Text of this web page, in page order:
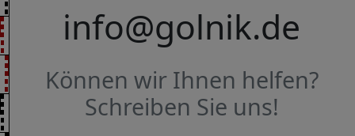
info@golnik.de
Können wir Ihnen helfen?
Schreiben Sie uns!